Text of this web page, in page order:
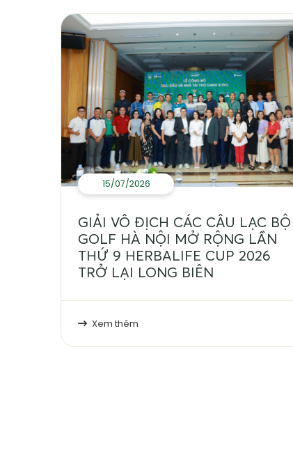
15/07/2026
GIẢI VÔ ĐỊCH CÁC CÂU LẠC BỘ
GOLF HÀ NỘI MỞ RỘNG LẦN
THỨ 9 HERBALIFE CUP 2026
TRỞ LẠI LONG BIÊN
Xem thêm